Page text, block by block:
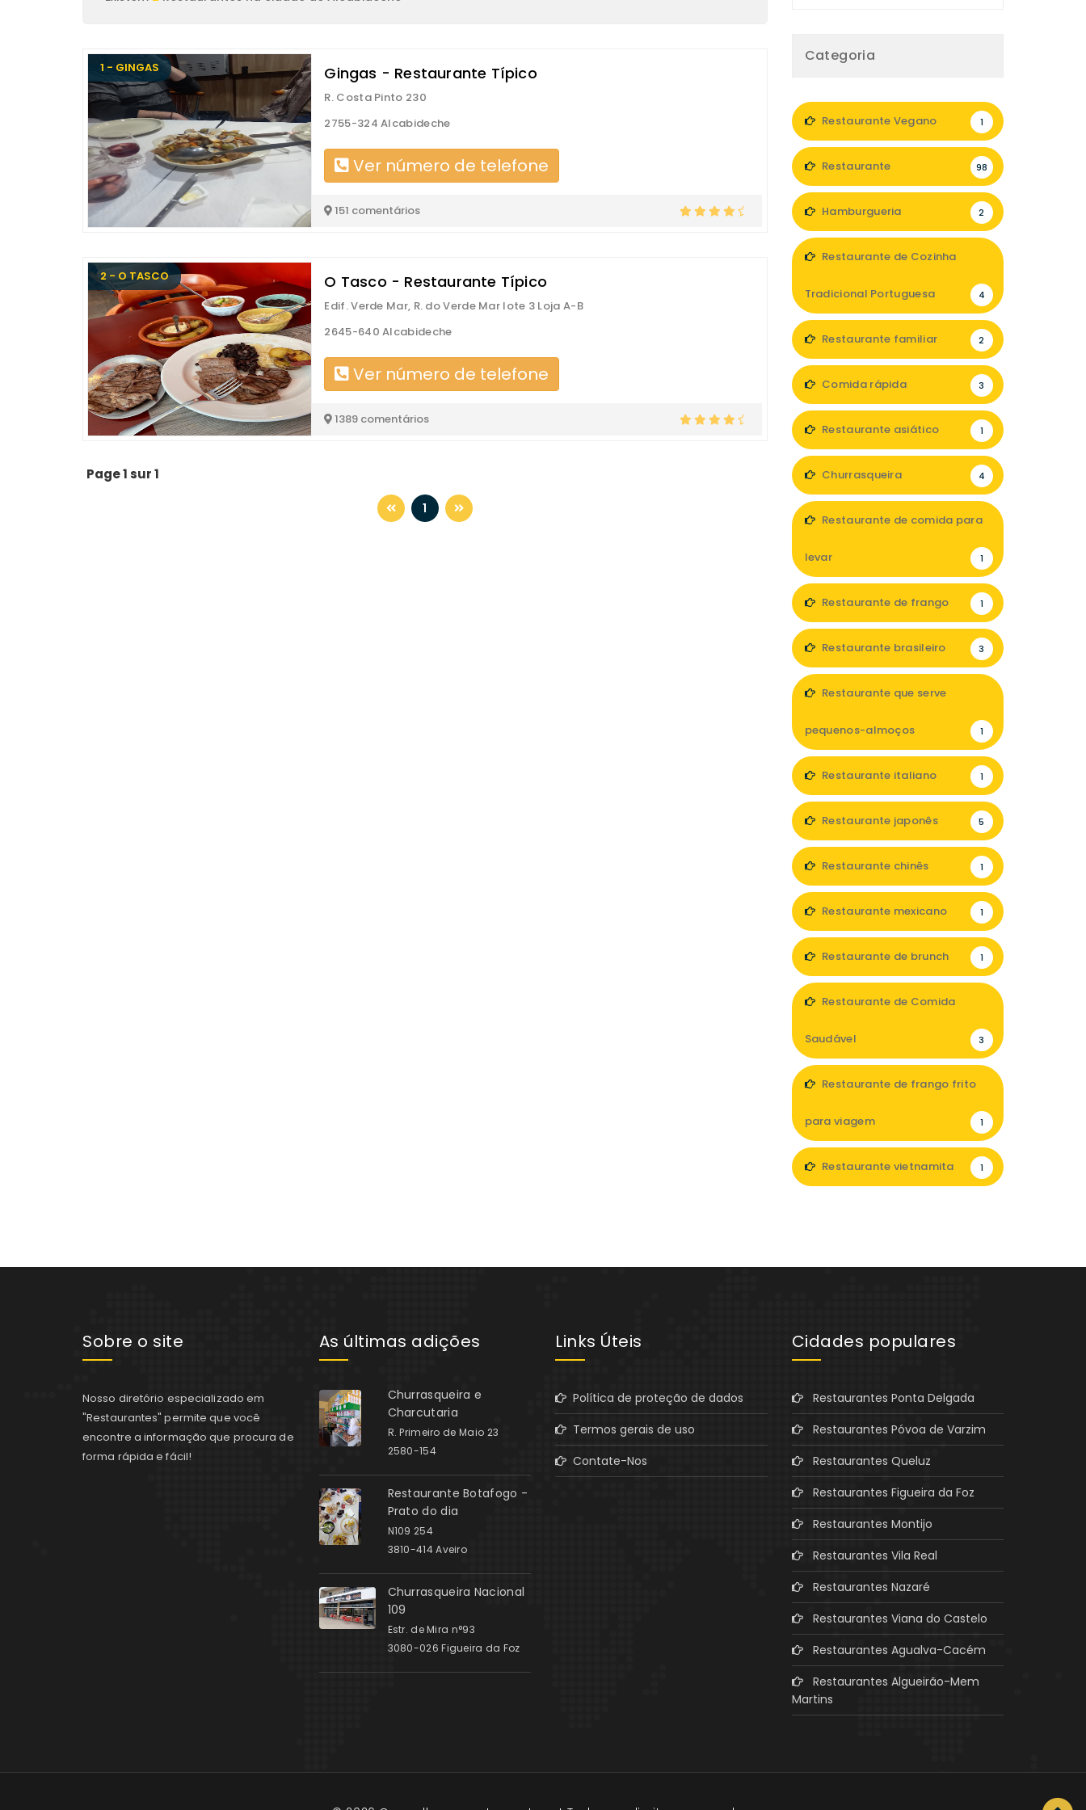
1 - GINGAS Gingas - Restaurante Típico
R. Costa Pinto 230
2755-324 Alcabideche
Ver número de telefone
151 comentários
2 - O TASCO O Tasco - Restaurante Típico
Edif. Verde Mar, R. do Verde Mar lote 3 Loja A-B
2645-640 Alcabideche
Ver número de telefone
1389 comentários
Page 1 sur 1
1
Categoria
Restaurante Vegano 1
Restaurante 98
Hamburgueria 2
Restaurante de Cozinha
Tradicional Portuguesa 4
Restaurante familiar 2
Comida rápida 3
Restaurante asiático 1
Churrasqueira 4
Restaurante de comida para
levar 1
Restaurante de frango 1
Restaurante brasileiro 3
Restaurante que serve
pequenos-almoços 1
Restaurante italiano 1
Restaurante japonês 5
Restaurante chinês 1
Restaurante mexicano 1
Restaurante de brunch 1
Restaurante de Comida
Saudável 3
Restaurante de frango frito
para viagem 1
Restaurante vietnamita 1
Sobre o site
Nosso diretório especializado em
"Restaurantes" permite que você
encontre a informação que procura de
forma rápida e fácil!
As últimas adições
Churrasqueira e
Charcutaria
R. Primeiro de Maio 23
2580-154
Restaurante Botafogo -
Prato do dia
N109 254
3810-414 Aveiro
Churrasqueira Nacional
109
Estr. de Mira n°93
3080-026 Figueira da Foz
Links Úteis
Política de proteção de dados
Termos gerais de uso
Contate-Nos
Cidades populares
Restaurantes Ponta Delgada
Restaurantes Póvoa de Varzim
Restaurantes Queluz
Restaurantes Figueira da Foz
Restaurantes Montijo
Restaurantes Vila Real
Restaurantes Nazaré
Restaurantes Viana do Castelo
Restaurantes Agualva-Cacém
Restaurantes Algueirão-Mem
Martins